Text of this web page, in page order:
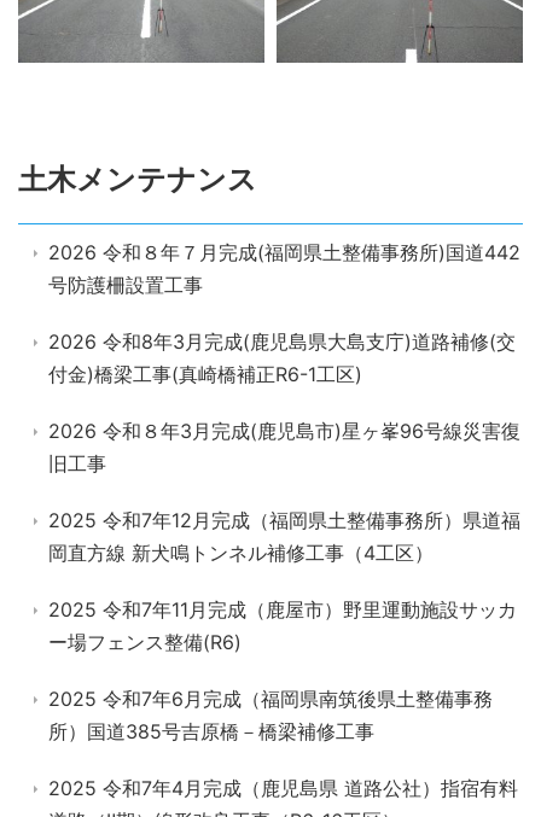
土木メンテナンス
2026 令和８年７月完成(福岡県土整備事務所)国道442
号防護柵設置工事
2026 令和8年3月完成(鹿児島県大島支庁)道路補修(交
付金)橋梁工事(真崎橋補正R6-1工区)
2026 令和８年3月完成(鹿児島市)星ヶ峯96号線災害復
旧工事
2025 令和7年12月完成（福岡県土整備事務所）県道福
岡直方線 新犬鳴トンネル補修工事（4工区）
2025 令和7年11月完成（鹿屋市）野里運動施設サッカ
ー場フェンス整備(R6)
2025 令和7年6月完成（福岡県南筑後県土整備事務
所）国道385号吉原橋－橋梁補修工事
2025 令和7年4月完成（鹿児島県 道路公社）指宿有料